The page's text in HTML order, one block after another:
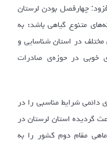
چهارفصل بودن لرستان
متنوع گیاهی باشد؛ به
دارویی مختلف در استان شناسایی و
خوبی در حوزه‌ی صادرات
رودخانه‌ی دائمی شرایط مناسبی را در
گردیده استان لرستان در
مقام دوم کشور را به